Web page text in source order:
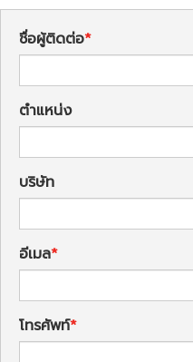
ชื่อผู้ติดต่อ
ตำแหน่ง
บริษัท
อีเมล
โทรศัพท์